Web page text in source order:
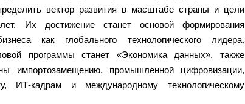
вектор развития в масштабе страны и цели
Их достижение станет основой формирования
как глобального технологического лидера.
программы станет «Экономика данных», также
импортозамещению, промышленной цифровизации,
ИТ-кадрам и международному технологическому